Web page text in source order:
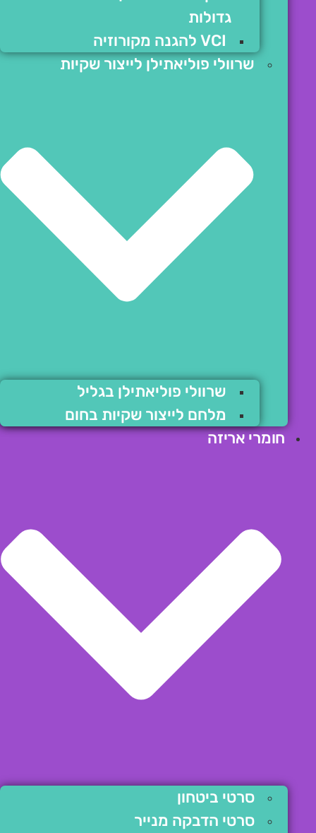
גדולות
VCI להגנה מקורוזיה
שרוולי פוליאתילן לייצור שקיות
שרוולי פוליאתילן בגליל
מלחם לייצור שקיות בחום
חומרי אריזה
סרטי ביטחון
סרטי הדבקה מנייר